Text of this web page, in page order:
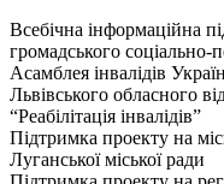
Всебічна інформаційна
громадського соціально-
Асамблея інвалідів
Львівського обласного
“Реабілітація інвалідів”
Підтримка проекту на
Луганської міської ради